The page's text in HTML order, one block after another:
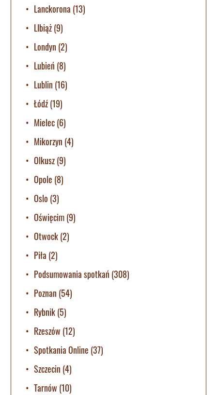
Lanckorona (13)
LIbiąż(9)
Londyn (2)
Lubień (8)
Lublin (16)
Łódź(19)
Mielec(6)
Mikorzyn (4)
Olkusz(9)
Opole (8)
Oslo (3)
Oświęcim(9)
Otwock(2)
Piła (2)
Podsumowania spotkań (308)
Poznan (54)
Rybnik(5)
Rzeszów (12)
Spotkania Online (37)
Szczecin (4)
Tarnów (10)